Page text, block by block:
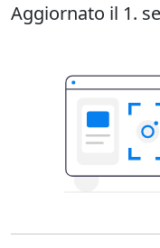
Aggiornato il 1.